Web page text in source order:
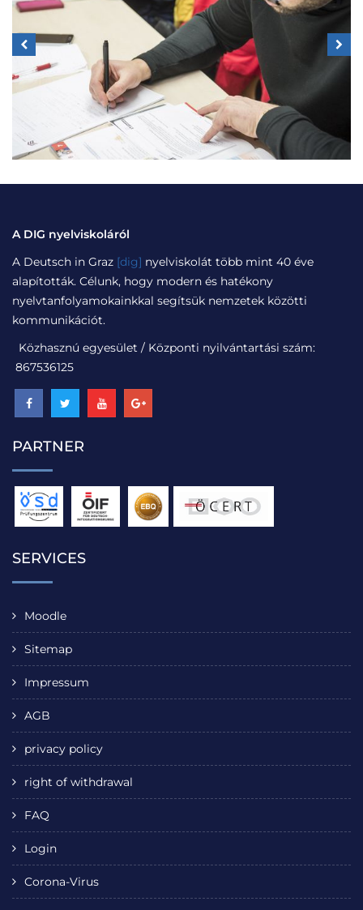
A DIG nyelviskoláról
A Deutsch in Graz [dig] nyelviskolát több mint 40 éve
alapították. Célunk, hogy modern és hatékony
nyelvtanfolyamokainkkal segítsük nemzetek közötti
kommunikációt.
Közhasznú egyesület / Központi nyilvántartási szám:
867536125
PARTNER
SERVICES
Moodle
Sitemap
Impressum
AGB
privacy policy
right of withdrawal
FAQ
Login
Corona-Virus